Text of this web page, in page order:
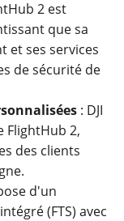
2 est
que sa
et ses services
de sécurité de
: DJI
FlightHub 2,
des clients
d'un
(FTS) avec